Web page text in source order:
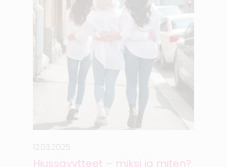
12.03.2025
Hiussävytteet – miksi ja miten?